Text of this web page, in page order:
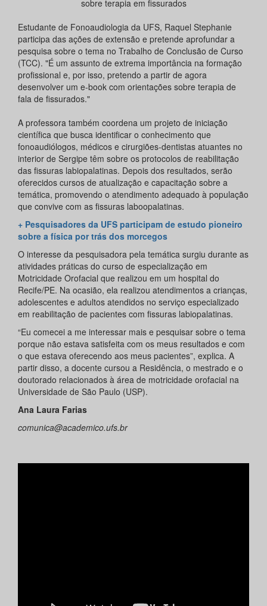
sobre terapia em fissurados
Estudante de Fonoaudiologia da UFS, Raquel Stephanie
participa das ações de extensão e pretende aprofundar a
pesquisa sobre o tema no Trabalho de Conclusão de Curso
(TCC). "É um assunto de extrema importância na formação
profissional e, por isso, pretendo a partir de agora
desenvolver um e-book com orientações sobre terapia de
fala de fissurados."
A professora também coordena um projeto de iniciação
científica que busca identificar o conhecimento que
fonoaudiólogos, médicos e cirurgiões-dentistas atuantes no
interior de Sergipe têm sobre os protocolos de reabilitação
das fissuras labiopalatinas. Depois dos resultados, serão
oferecidos cursos de atualização e capacitação sobre a
temática, promovendo o atendimento adequado à população
que convive com as fissuras laboopalatinas.
+ Pesquisadores da UFS participam de estudo pioneiro
sobre a física por trás dos morcegos
O interesse da pesquisadora pela temática surgiu durante as
atividades práticas do curso de especialização em
Motricidade Orofacial que realizou em um hospital do
Recife/PE. Na ocasião, ela realizou atendimentos a crianças,
adolescentes e adultos atendidos no serviço especializado
em reabilitação de pacientes com fissuras labiopalatinas.
“Eu comecei a me interessar mais e pesquisar sobre o tema
porque não estava satisfeita com os meus resultados e com
o que estava oferecendo aos meus pacientes”, explica. A
partir disso, a docente cursou a Residência, o mestrado e o
doutorado relacionados à área de motricidade orofacial na
Universidade de São Paulo (USP).
Ana Laura Farias
comunica@academico.ufs.br